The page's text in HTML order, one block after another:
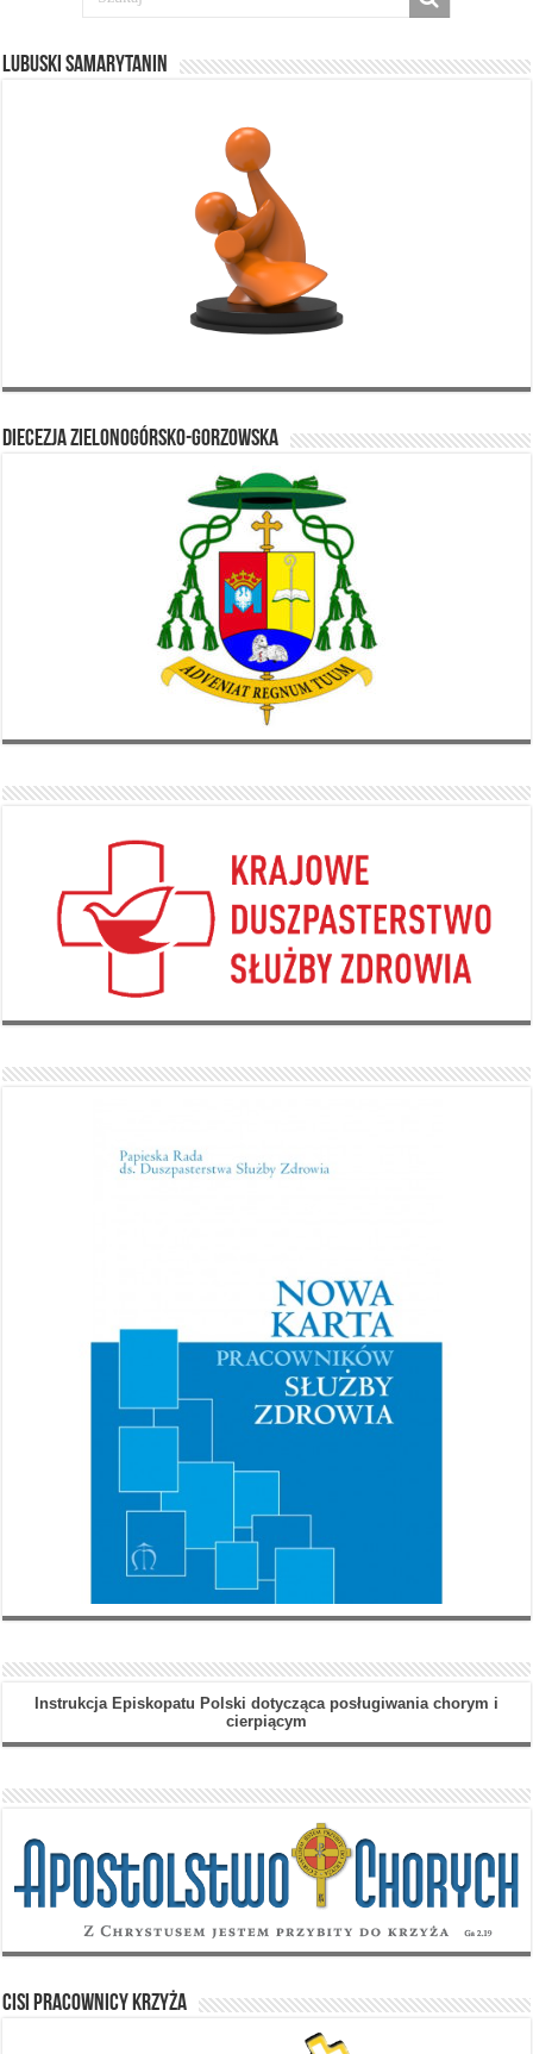
Lubuski Samarytanin
Diecezja Zielonogórsko-Gorzowska
Instrukcja Episkopatu Polski dotycząca posługiwania chorym i
cierpiącym
Cisi Pracownicy Krzyża